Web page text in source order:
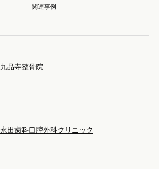
関連事例
九品寺整骨院
永田歯科口腔外科クリニック